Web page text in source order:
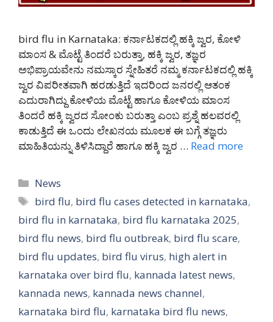
bird flu in Karnataka: ಕರ್ನಾಟಕದಲ್ಲಿ ಹಕ್ಕಿ ಜ್ವರ, ಕೋಳಿ
ಮಾಂಸ & ಮೊಟ್ಟೆ ತಿಂದರೆ ಬರುತ್ತಾ, ಹಕ್ಕಿ ಜ್ವರ, ತಜ್ಞರ
ಅಭಿಪ್ರಾಯವೇನು ನಮಸ್ಕಾರ ಸ್ನೇಹಿತರೆ ನಮ್ಮ ಕರ್ನಾಟಕದಲ್ಲಿ ಹಕ್ಕಿ
ಜ್ವರ ವಿಪರೀತವಾಗಿ ಹರಡುತ್ತಿದೆ ಇದರಿಂದ ಜನರಲ್ಲಿ ಆತಂಕ
ಎದುರಾಗಿದ್ದು ಕೋಳಿಯ ಮೊಟ್ಟೆ ಹಾಗೂ ಕೋಳಿಯ ಮಾಂಸ
ತಿಂದರೆ ಹಕ್ಕಿ ಜ್ವರದ ಸೋಂಕು ಬರುತ್ತಾ ಎಂಬ ಪ್ರಶ್ನೆ ಹಲವರಲ್ಲಿ
ಕಾಡುತ್ತಿದೆ ಈ ಒಂದು ಲೇಖನಯ ಮೂಲಕ ಈ ಬಗ್ಗೆ ತಜ್ಞರು
ಮಾಹಿತಿಯನ್ನು ತಿಳಿಸಿದ್ದಾರೆ ಹಾಗೂ ಹಕ್ಕಿ ಜ್ವರ … Read more
Categories
News
Tags
bird flu, bird flu cases detected in karnataka,
bird flu in karnataka, bird flu karnataka 2025,
bird flu news, bird flu outbreak, bird flu scare,
bird flu updates, bird flu virus, high alert in
karnataka over bird flu, kannada latest news,
kannada news, kannada news channel,
karnataka bird flu, karnataka bird flu news,